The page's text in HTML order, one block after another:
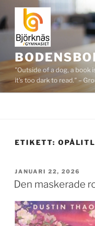
Hoppa
till
innehåll
"Outside of a dog, a book
it's too dark to read." –
ETIKETT:
PUBLICERAT
JANUARI 22, 2026
Den maskerade